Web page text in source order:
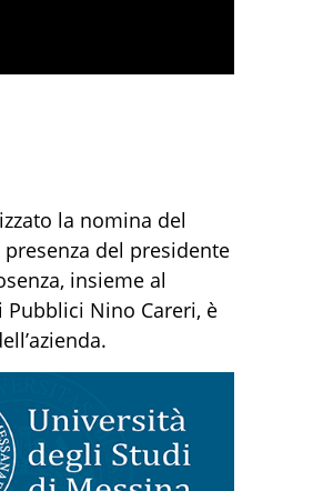
la nomina del
del presidente
insieme al
Pubblici Nino Careri, è